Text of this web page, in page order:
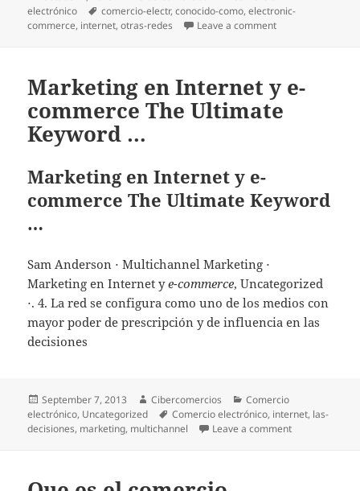
on
electrónico
Tags
comercio-electr,conocido-como,electronic-
commerce, internet,otras-redes Leave a comment
Marketing en Internet y e-
commerce The Ultimate
Keyword …
Marketing en Internet y e-
commerce The Ultimate Keyword
…
Sam Anderson ⋅ Multichannel Marketing ⋅
Marketing en Internet ye-commerce, Uncategorized
⋅. 4. La red se configura como uno de los medios con
mayor poder de prescripción y de influencia en las
decisiones
Posted
on
September 7, 2013 Author
Cibercomercios Categories
Comercio
electrónico, Uncategorized Tags
Comercio electrónico, internet, las-
decisiones, marketing, multichannel Leave a comment